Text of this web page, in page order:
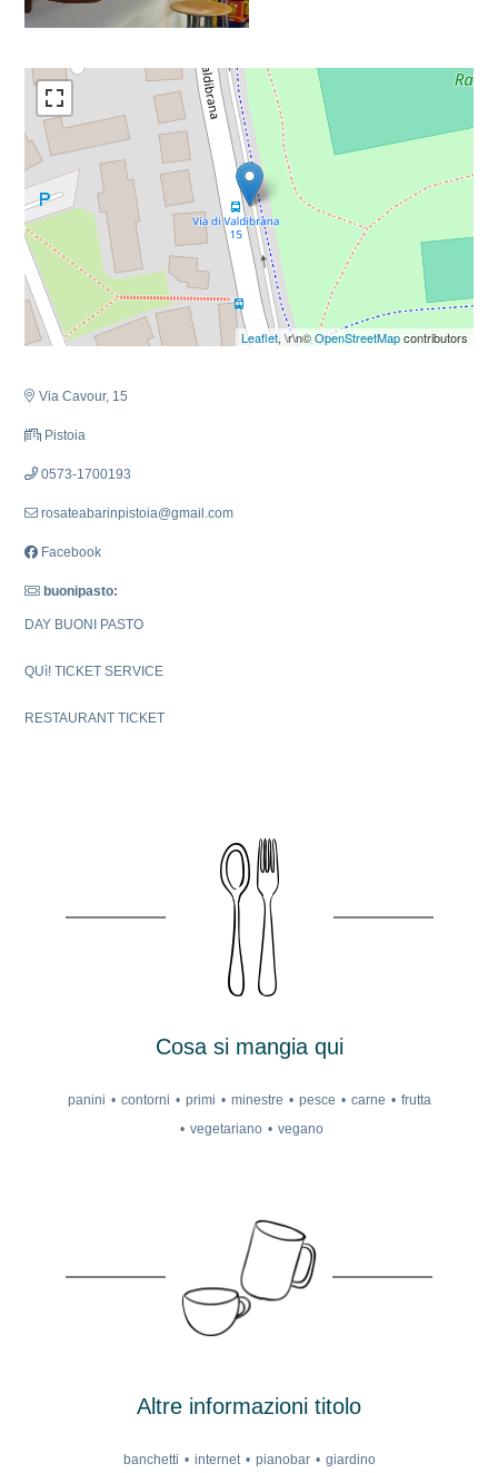
Leaflet, \r\n©OpenStreetMapcontributors
Via Cavour, 15
Pistoia
0573-1700193
rosateabarinpistoia@gmail.com
Facebook
buonipasto:
DAY BUONI PASTO
QUì! TICKET SERVICE
RESTAURANT TICKET
Cosa si mangia qui
panini contorni primi minestre pesce carne
frutta
vegetariano
vegano
Altre informazioni titolo
banchetti internet pianobar giardino